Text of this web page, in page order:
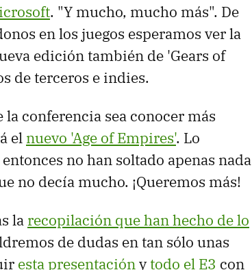
. "Y mucho, mucho más". De
en los juegos esperamos ver la
edición también de 'Gears of
de terceros e indies.
la conferencia sea conocer más
el nuevo 'Age of Empires'. Lo
no han soltado apenas nada
no decía mucho. ¡Queremos más!
la recopilación que han hecho de lo
de dudas en tan sólo unas
esta presentaciónytodo el E3 con